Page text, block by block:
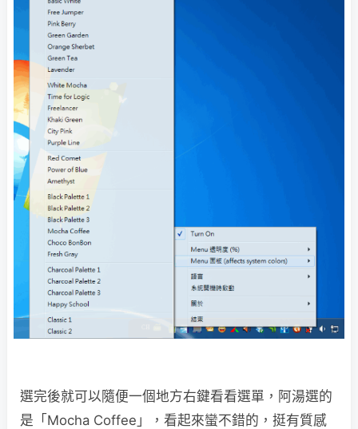
選完後就可以隨便一個地方右鍵看看選單，阿湯選的
是「Mocha Coffee」，看起來蠻不錯的，挺有質感